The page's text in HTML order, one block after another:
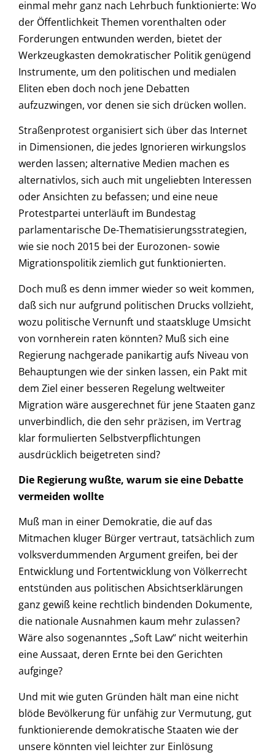
einmal mehr ganz nach Lehrbuch funktionierte: Wo
der Öffentlichkeit Themen vorenthalten oder
Forderungen entwunden werden, bietet der
Werkzeugkasten demokratischer Politik genügend
Instrumente, um den politischen und medialen
Eliten eben doch noch jene Debatten
aufzuzwingen, vor denen sie sich drücken wollen.
Straßenprotest organisiert sich über das Internet
in Dimensionen, die jedes Ignorieren wirkungslos
werden lassen; alternative Medien machen es
alternativlos, sich auch mit ungeliebten Interessen
oder Ansichten zu befassen; und eine neue
Protestpartei unterläuft im Bundestag
parlamentarische De-Thematisierungsstrategien,
wie sie noch 2015 bei der Eurozonen- sowie
Migrationspolitik ziemlich gut funktionierten.
Doch muß es denn immer wieder so weit kommen,
daß sich nur aufgrund politischen Drucks vollzieht,
wozu politische Vernunft und staatskluge Umsicht
von vornherein raten könnten? Muß sich eine
Regierung nachgerade panikartig aufs Niveau von
Behauptungen wie der sinken lassen, ein Pakt mit
dem Ziel einer besseren Regelung weltweiter
Migration wäre ausgerechnet für jene Staaten ganz
unverbindlich, die den sehr präzisen, im Vertrag
klar formulierten Selbstverpflichtungen
ausdrücklich beigetreten sind?
Die Regierung wußte, warum sie eine Debatte
vermeiden wollte
Muß man in einer Demokratie, die auf das
Mitmachen kluger Bürger vertraut, tatsächlich zum
volksverdummenden Argument greifen, bei der
Entwicklung und Fortentwicklung von Völkerrecht
entstünden aus politischen Absichtserklärungen
ganz gewiß keine rechtlich bindenden Dokumente,
die nationale Ausnahmen kaum mehr zulassen?
Wäre also sogenanntes „Soft Law“ nicht weiterhin
eine Aussaat, deren Ernte bei den Gerichten
aufginge?
Und mit wie guten Gründen hält man eine nicht
blöde Bevölkerung für unfähig zur Vermutung, gut
funktionierende demokratische Staaten wie der
unsere könnten viel leichter zur Einlösung